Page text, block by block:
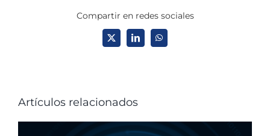
Compartir en redes sociales
X LinkedInWhatsApp
Artículos relacionados